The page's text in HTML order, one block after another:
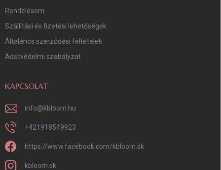
Rendelésem
Szállítási és fizetési lehetőségek
Általános szerződési feltételek
Adatvédelmi szabályzat
KAPCSOLAT
info@kbloom.hu
+421918549923
https://www.facebook.com/kbloom.sk
kbloom.sk